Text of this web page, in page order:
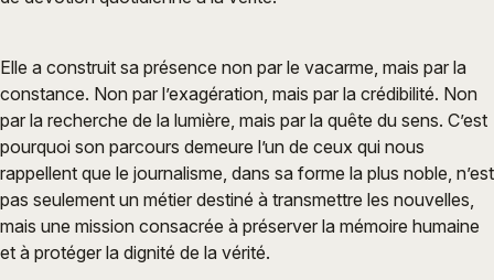
Elle a construit sa présence non par le vacarme, mais par la
constance. Non par l’exagération, mais par la crédibilité. Non
par la recherche de la lumière, mais par la quête du sens. C’est
pourquoi son parcours demeure l’un de ceux qui nous
rappellent que le journalisme, dans sa forme la plus noble, n’est
pas seulement un métier destiné à transmettre les nouvelles,
mais une mission consacrée à préserver la mémoire humaine
et à protéger la dignité de la vérité.